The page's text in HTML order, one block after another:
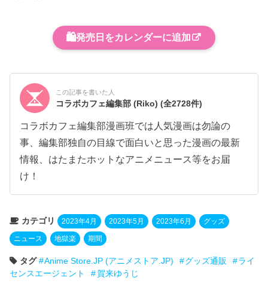
🛍️発売日をカレンダーに追加
この記事を書いた人
コラボカフェ編集部 (Riko)(全2728件)
コラボカフェ編集部漫画班では人気漫画は勿論の
事、編集部独自の目線で面白いと思った漫画の最新
情報、はたまたホットなアニメニュース等をお届
け！
カテゴリ 2023年4月 2023年5月 2023年6月 グッズ
ニュース 地獄楽 期間
タグ Anime Store.JP (アニメストア.JP) グッズ通販
ライ
センスエージェント
賀来ゆうじ